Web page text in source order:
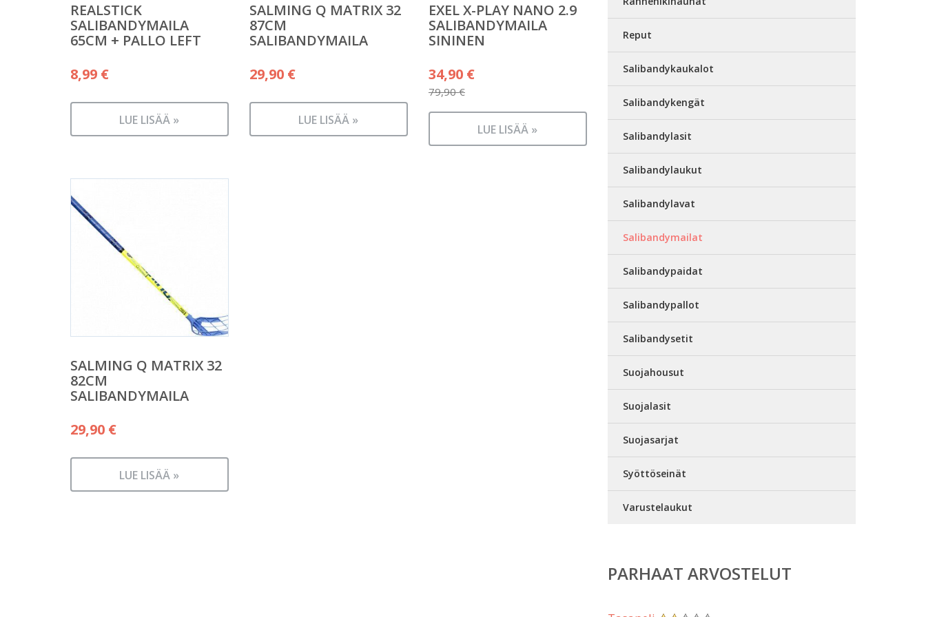
REALSTICK
SALIBANDYMAILA
65CM + PALLO LEFT
8,99 €
LUE LISÄÄ »
SALMING Q MATRIX 32
87CM
SALIBANDYMAILA
29,90 €
LUE LISÄÄ »
EXEL X-PLAY NANO 2.9
SALIBANDYMAILA
SININEN
79,90€
Alkuperäinen
hinta
oli:
34,90 €
Nykyinen
on:
LUE LISÄÄ »
SALMING Q MATRIX 32
82CM
SALIBANDYMAILA
29,90 €
LUE LISÄÄ »
Reput
Salibandykaukalot
Salibandykengät
Salibandylasit
Salibandylaukut
Salibandylavat
Salibandymailat
Salibandypaidat
Salibandypallot
Salibandysetit
Suojahousut
Suojalasit
Suojasarjat
Syöttöseinät
Varustelaukut
PARHAAT ARVOSTELUT